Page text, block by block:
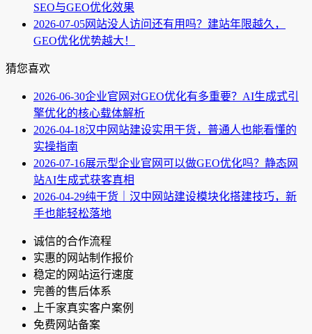
SEO与GEO优化效果
2026-07-05网站没人访问还有用吗？建站年限越久，
GEO优化优势越大！
猜您喜欢
2026-06-30企业官网对GEO优化有多重要？AI生成式引
擎优化的核心载体解析
2026-04-18汉中网站建设实用干货，普通人也能看懂的
实操指南
2026-07-16展示型企业官网可以做GEO优化吗？静态网
站AI生成式获客真相
2026-04-29纯干货｜汉中网站建设模块化搭建技巧，新
手也能轻松落地
诚信的合作流程
实惠的网站制作报价
稳定的网站运行速度
完善的售后体系
上千家真实客户案例
免费网站备案